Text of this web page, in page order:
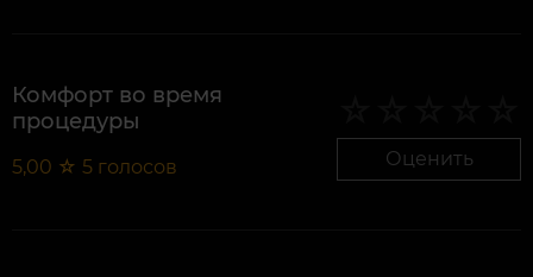
Комфорт во время
процедуры
5,00 ☆ 5 голосов Оценить